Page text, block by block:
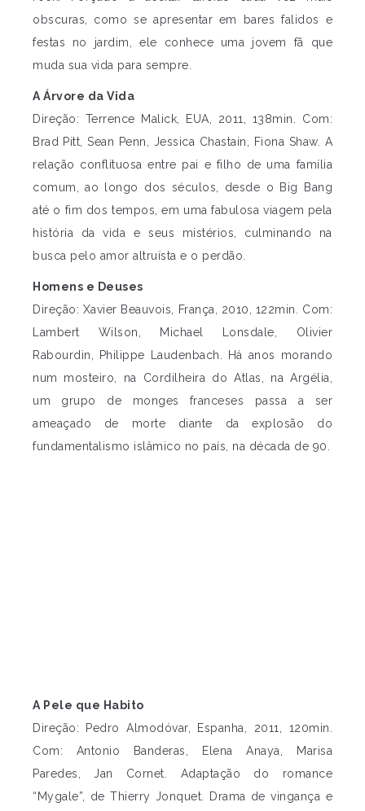
obscuras, como se apresentar em bares falidos e
festas no jardim, ele conhece uma jovem fã que
muda sua vida para sempre.
A Árvore da Vida
Direção: Terrence Malick, EUA, 2011, 138min. Com:
Brad Pitt, Sean Penn, Jessica Chastain, Fiona Shaw. A
relação conflituosa entre pai e filho de uma família
comum, ao longo dos séculos, desde o Big Bang
até o fim dos tempos, em uma fabulosa viagem pela
história da vida e seus mistérios, culminando na
busca pelo amor altruísta e o perdão.
Homens e Deuses
Direção: Xavier Beauvois, França, 2010, 122min. Com:
Lambert Wilson, Michael Lonsdale, Olivier
Rabourdin, Philippe Laudenbach. Há anos morando
num mosteiro, na Cordilheira do Atlas, na Argélia,
um grupo de monges franceses passa a ser
ameaçado de morte diante da explosão do
fundamentalismo islâmico no país, na década de 90.
A Pele que Habito
Direção: Pedro Almodóvar, Espanha, 2011, 120min.
Com: Antonio Banderas, Elena Anaya, Marisa
Paredes, Jan Cornet. Adaptação do romance
“Mygale”, de Thierry Jonquet. Drama de vingança e